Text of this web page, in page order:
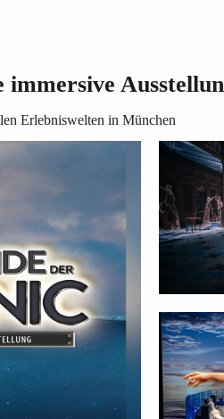
Erlebniswelten in München